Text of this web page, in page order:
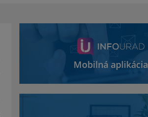
Mobilná aplikácia